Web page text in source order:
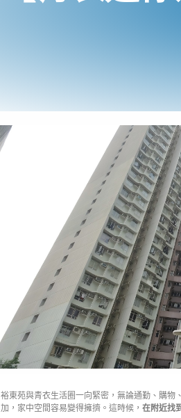
裕東苑與青衣生活圈一向緊密，無論通勤、購物
加，家中空間容易變得擁擠。這時候， 在附近找